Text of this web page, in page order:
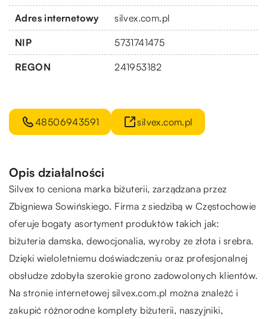
Adres internetowy silvex.com.pl
NIP 5731741475
REGON 241953182
48506943591 silvex.com.pl
Opis działalności
Silvex to ceniona marka biżuterii, zarządzana przez
Zbigniewa Sowińskiego. Firma z siedzibą w Częstochowie
oferuje bogaty asortyment produktów takich jak:
biżuteria damska, dewocjonalia, wyroby ze złota i srebra.
Dzięki wieloletniemu doświadczeniu oraz profesjonalnej
obsłudze zdobyła szerokie grono zadowolonych klientów.
Na stronie internetowej silvex.com.pl można znaleźć i
zakupić różnorodne komplety biżuterii, naszyjniki,